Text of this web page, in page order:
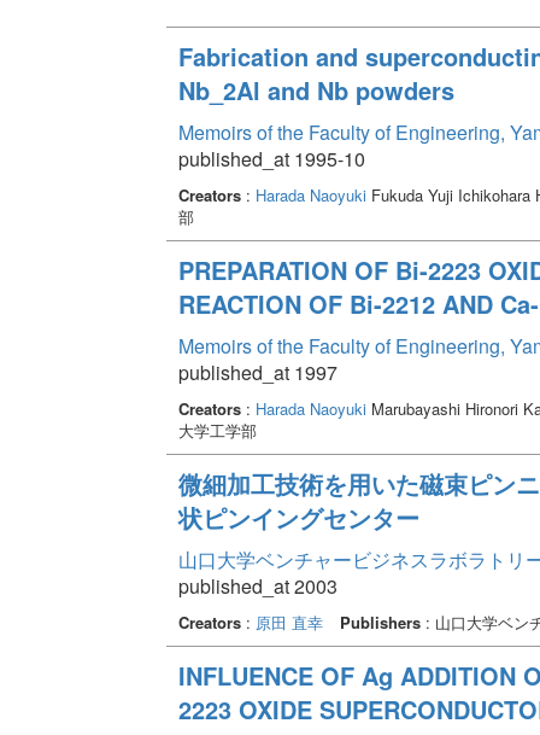
Fabrication and
Nb_2Al and Nb powders
Memoirs of the Faculty of Engineering,
published_at 1995-10
Creators: Harada NaoyukiFukuda Yuji Ichikohara
部
PREPARATION OF Bi-2223
REACTION OF Bi-2212 AND
Memoirs of the Faculty of Engineering,
published_at 1997
Creators: Harada NaoyukiMarubayashi Hironori
大学工学部
微細加工技術を用いた磁束ピン
状ピンイングセンター
山口大学ベンチャービジネスラボラトリ
published_at 2003
Creators: 原田 直幸 Publishers: 山口大学ベン
INFLUENCE OF Ag ADDITION
2223 OXIDE